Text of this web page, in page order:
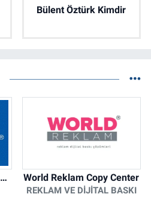
Bülent Öztürk Kimdir
TURYAP GAYRİMENKUL DANIŞMANLIK HİZMETLERİ World Reklam Copy Center
REKLAM VE DIJITAL BASKI